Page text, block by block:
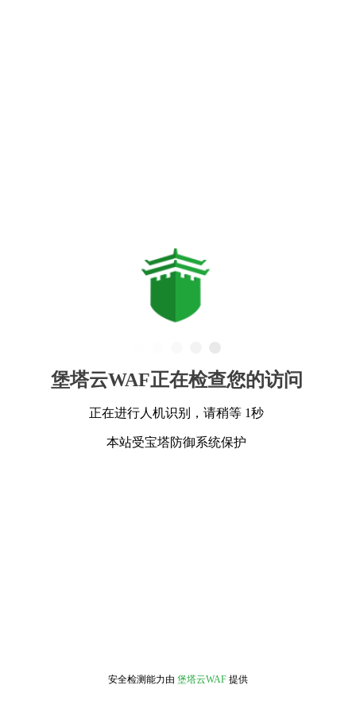
堡塔云WAF正在检查您的访问
正在进行人机识别，请稍等 1秒
本站受宝塔防御系统保护
安全检测能力由 堡塔云WAF 提供